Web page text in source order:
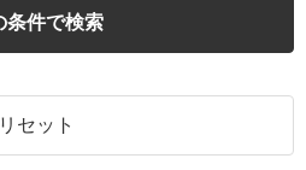
条件で検索
リセット